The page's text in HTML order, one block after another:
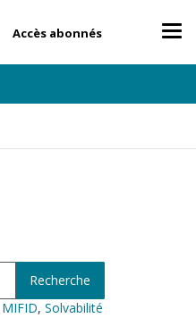
Accès abonnés
MIFID, Solvabilité